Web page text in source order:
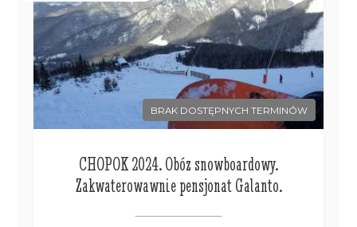
BRAK DOSTĘPNYCH TERMINÓW
CHOPOK 2024. Obóz snowboardowy.
Zakwaterowawnie pensjonat Galanto.